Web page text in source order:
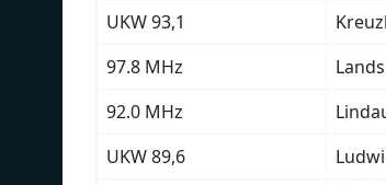
UKW 93,1
97.8 MHz
92.0 MHz
UKW 89,6